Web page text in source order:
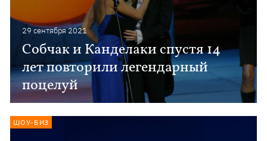
29 сентября 2021
Собчак и Канделаки спустя 14
лет повторили легендарный
поцелуй
ШОУ-БИЗ